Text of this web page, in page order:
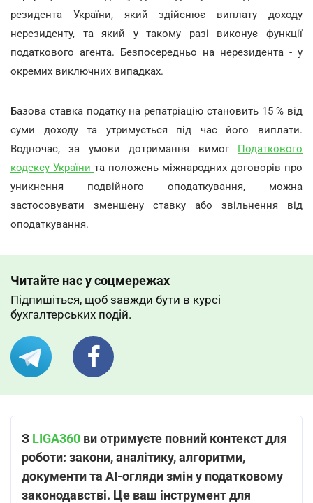
резидента України, який здійснює виплату доходу
нерезиденту, та який у такому разі виконує функції
податкового агента. Безпосередньо на нерезидента - у
окремих виключних випадках.
Базова ставка податку на репатріацію становить 15 % від
суми доходу та утримується під час його виплати.
Водночас, за умови дотримання вимог Податкового
кодексу України та положень міжнародних договорів про
уникнення подвійного оподаткування, можна
застосовувати зменшену ставку або звільнення від
оподаткування.
Читайте нас у соцмережах
Підпишіться, щоб завжди бути в курсі
бухгалтерських подій.
З LIGA360 ви отримуєте повний контекст для
роботи: закони, аналітику, алгоритми,
документи та AI-огляди змін у податковому
законодавстві. Це ваш інструмент для